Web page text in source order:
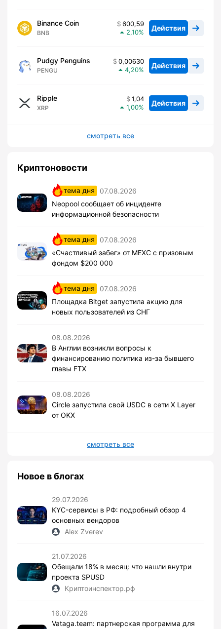
Binance Coin
BNB
600,59
2,10
Действия
Pudgy Penguins
PENGU
0,00630
4,20
Действия
Ripple
XRP
1,04
1,00
Действия
смотреть все
Криптоновости
тема дня
07.08.2026
Neopool сообщает об инциденте
информационной безопасности
тема дня
07.08.2026
«Счастливый забег» от MEXC с призовым
фондом $200 000
тема дня
07.08.2026
Площадка Bitget запустила акцию для
новых пользователей из СНГ
08.08.2026
В Англии возникли вопросы к
финансированию политика из-за бывшего
главы FTX
08.08.2026
Circle запустила свой USDC в сети X Layer
от OKX
смотреть все
Новое в блогах
29.07.2026
KYC-сервисы в РФ: подробный обзор 4
основных вендоров
Alex Zverev
21.07.2026
Обещали 18% в месяц: что нашли внутри
проекта SPUSD
Криптоинспектор.рф
16.07.2026
Vataga.team: партнерская программа для